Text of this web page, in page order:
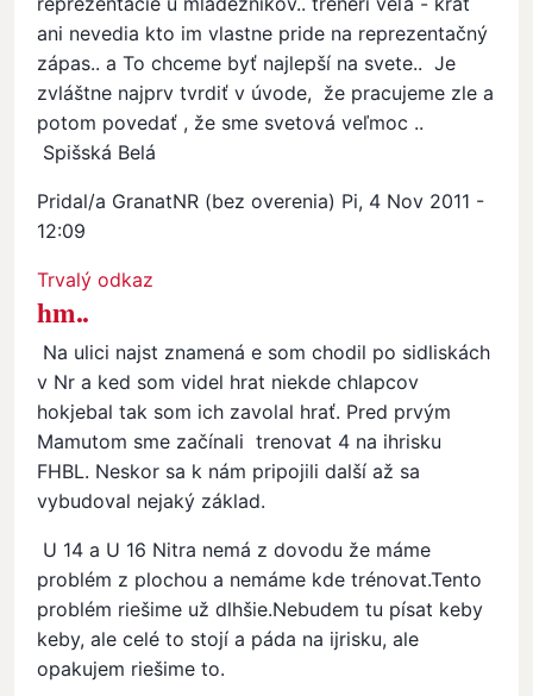
ani nevedia kto im vlastne pride na reprezentačný
zápas.. a To chceme byť najlepší na svete.. Je
zvláštne najprv tvrdiť v úvode, že pracujeme zle a
potom povedať , že sme svetová veľmoc ..
Spišská Belá
Pridal/a GranatNR (bez overenia) Pi, 4 Nov 2011 -
12:09
In reply toVidím to inak
Trvalý odkaz
hm..
Na ulici najst znamená e som chodil po sidliskách
v Nr a ked som videl hrat niekde chlapcov
hokjebal tak som ich zavolal hrať. Pred prvým
Mamutom sme začínali trenovat 4 na ihrisku
FHBL. Neskor sa k nám pripojili další až sa
vybudoval nejaký základ.
U 14 a U 16 Nitra nemá z dovodu že máme
problém z plochou a nemáme kde trénovat.Tento
problém riešime už dlhšie.Nebudem tu písat keby
keby, ale celé to stojí a páda na ijrisku, ale
opakujem riešime to.